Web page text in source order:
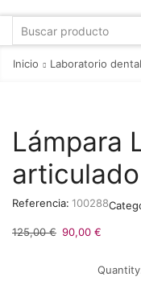
Inicio Laboratorio dental
Lámpara
articulado
Referencia: 100288
125,00€ 90,00 €